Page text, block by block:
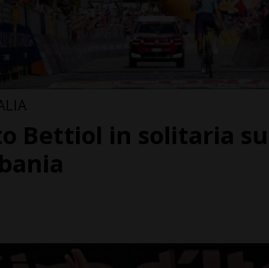
Bettiol in solitaria